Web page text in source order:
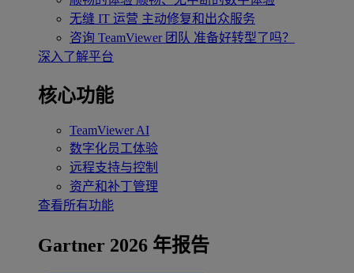
无缝 IT 运营 主动修复和出众服务
咨询 TeamViewer 团队 准备好转型了吗？
深入了解平台
核心功能
TeamViewer AI
数字化员工体验
远程支持与控制
资产和补丁管理
查看所有功能
Gartner 2026 年报告